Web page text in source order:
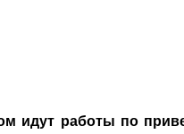
идут работы по